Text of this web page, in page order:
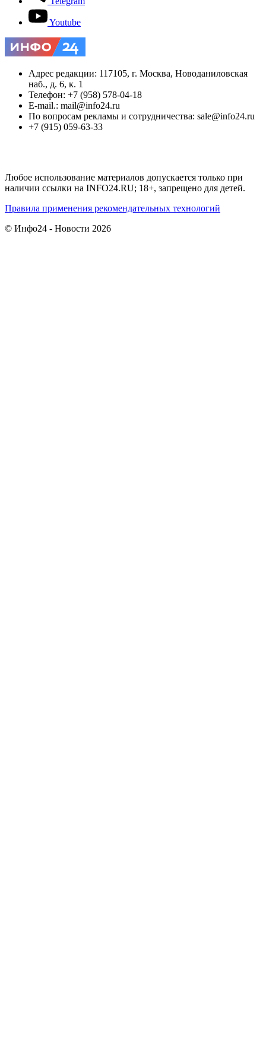
Youtube
Адрес редакции: 117105, г. Москва, Новоданиловская
наб., д. 6, к. 1
Телефон: +7 (958) 578-04-18
E-mail.: mail@info24.ru
По вопросам рекламы и сотрудничества: sale@info24.ru
+7 (915) 059-63-33
Любое использование материалов допускается только при
наличии ссылки на INFO24.RU; 18+, запрещено для детей.
Правила применения рекомендательных технологий
© Инфо24 - Новости 2026